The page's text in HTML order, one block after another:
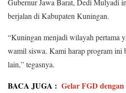
Gubernur Jawa Barat, Dedi Mulyadi
berjalan di Kabupaten Kuningan.
“Kuningan menjadi wilayah pertama
wamil siswa. Kami harap program ini
lain,” tegasnya.
BACA JUGA : Gelar FGD